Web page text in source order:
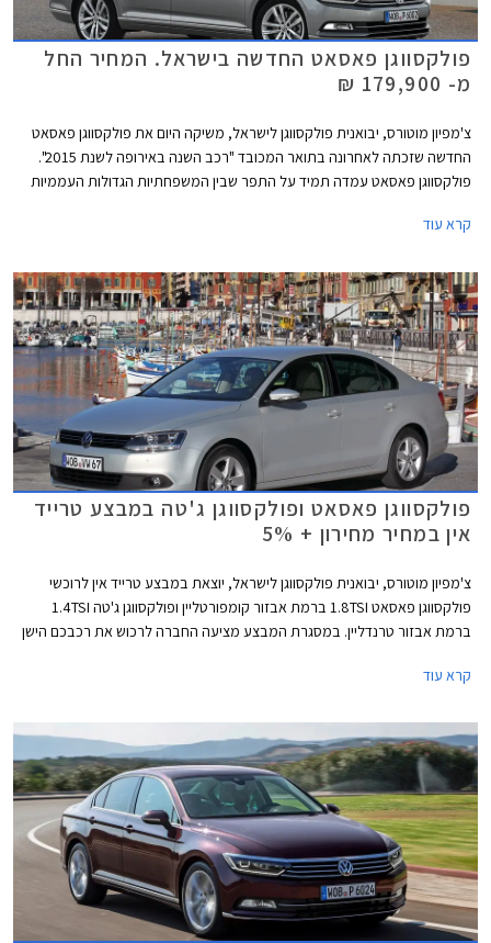
פולקסווגן פאסאט החדשה בישראל. המחיר החל
מ- 179,900 ₪
צ'מפיון מוטורס, יבואנית פולקסווגן לישראל, משיקה היום את פולקסווגן פאסאט
החדשה שזכתה לאחרונה בתואר המכובד "רכב השנה באירופה לשנת 2015".
פולקסווגן פאסאט עמדה תמיד על התפר שבין המשפחתיות הגדולות העממיות
החדש והשמיני במספר עושה צעד נוסף לכיוון המתחרות היוקרתיות ומציג עיצוב
קרא עוד
פולקסווגן פאסאט ופולקסווגן ג'טה במבצע טרייד
אין במחיר מחירון + 5%
צ'מפיון מוטורס, יבואנית פולקסווגן לישראל, יוצאת במבצע טרייד אין לרוכשי
פולקסווגן פאסאט 1.8TSI ברמת אבזור קומפורטליין ופולקסווגן ג'טה 1.4TSI
ברמת אבזור טרנדליין. במסגרת המבצע מציעה החברה לרכוש את רכבכם הישן
קרא עוד